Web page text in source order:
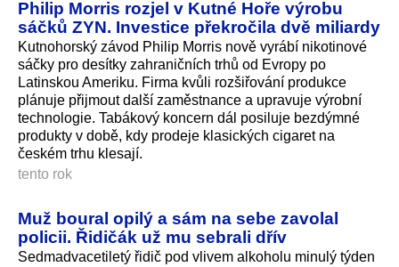
Philip Morris rozjel v Kutné Hoře výrobu
sáčků ZYN. Investice překročila dvě miliardy
Kutnohorský závod Philip Morris nově vyrábí nikotinové
sáčky pro desítky zahraničních trhů od Evropy po
Latinskou Ameriku. Firma kvůli rozšiřování produkce
plánuje přijmout další zaměstnance a upravuje výrobní
technologie. Tabákový koncern dál posiluje bezdýmné
produkty v době, kdy prodeje klasických cigaret na
českém trhu klesají.
tento rok
Muž boural opilý a sám na sebe zavolal
policii. Řidičák už mu sebrali dřív
Sedmadvacetiletý řidič pod vlivem alkoholu minulý týden